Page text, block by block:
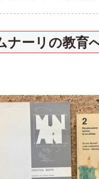
ナーリの教育